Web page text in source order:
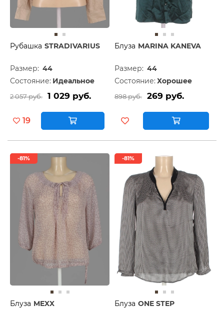
Рубашка STRADIVARIUS
Размер: 44
Состояние: Идеальное
2 057 руб. 1 029 руб.
19
Блуза MARINA KANEVA
Размер: 44
Состояние: Хорошее
898 руб. 269 руб.
-81%
Блуза MEXX
-81%
Блуза ONE STEP